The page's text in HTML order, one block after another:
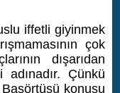
iffetli giyinmek
çok
dışarıdan
Çünkü
konusu